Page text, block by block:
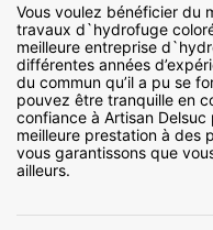
Vous voulez bénéficier du
travaux d`hydrofuge
meilleure entreprise
différentes années
du commun qu’il a pu se
pouvez être tranquille en
confiance à Artisan Delsuc
meilleure prestation à des
vous garantissons que
ailleurs.